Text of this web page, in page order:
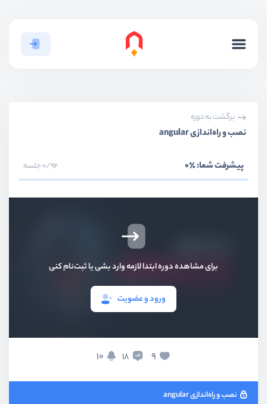
برگشت به دوره
نصب و راه‌اندازی angular
پیشرفت شما:٪0 0/92 جلسه
برای مشاهده دوره ابتدا لازمه وارد بشی یا ثبت‌نام کنی
ورود و عضویت
9
18
10
قدم ابتدایی
نصب و راه‌اندازی angular